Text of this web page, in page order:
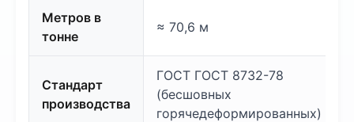
Метров в
тонне
≈ 70,6 м
Стандарт
производства
ГОСТ ГОСТ 8732-78
(бесшовных
горячедеформированных)